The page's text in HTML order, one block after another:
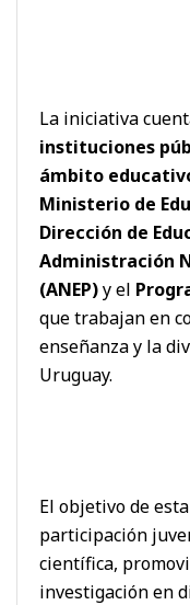
La iniciativa
instituciones
ámbito
Ministerio de
Dirección de
Administración
(ANEP)y el
que trabajan en
enseñanza y la
Uruguay.
El objetivo de
participación
científica,
investigación en